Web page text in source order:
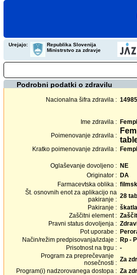
Urejajo:
Republika Slovenija
Ministrstvo za zdravje
Podrobni podatki o zdravilu
Nacionalna šifra zdravila :
Ime zdravila :
Poimenovanje zdravila :
Kratko poimenovanje zdravila :
Oglaševanje dovoljeno : NE
Originator : DA
Farmacevtska oblika :
Št. osnovnih enot za aplikacijo na
pakiranje : 28
Pakiranje :
Zaščitni element :
Pravni status dovoljenja :
Pot uporabe :
Način/režim predpisovanja/izdaje : Rp -
Prisotnost na trgu : -
Program za preprečevanje
nosečnosti : Za
Program(i) nadzorovanega dostopa : Za